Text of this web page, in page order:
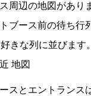
周辺の地図があ
ブース前の待ち
きな列に並びます
スとエントランス